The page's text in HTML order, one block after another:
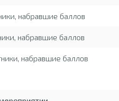
набравшие баллов
набравшие баллов
набравшие баллов